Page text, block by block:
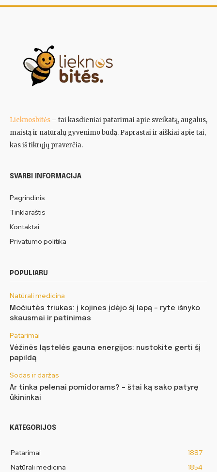
Lieknosbitės – tai kasdieniai patarimai apie sveikatą, augalus,
maistą ir natūralų gyvenimo būdą. Paprastai ir aiškiai apie tai,
kas iš tikrųjų praverčia.
SVARBI INFORMACIJA
Pagrindinis
Tinklaraštis
Kontaktai
Privatumo politika
POPULIARU
Natūrali medicina
Močiutės triukas: į kojines įdėjo šį lapą – ryte išnyko
skausmai ir patinimas
Patarimai
Vėžinės ląstelės gauna energijos: nustokite gerti šį
papildą
Sodas ir daržas
Ar tinka pelenai pomidorams? – štai ką sako patyrę
ūkininkai
KATEGORIJOS
Patarimai
1887
Natūrali medicina
1854